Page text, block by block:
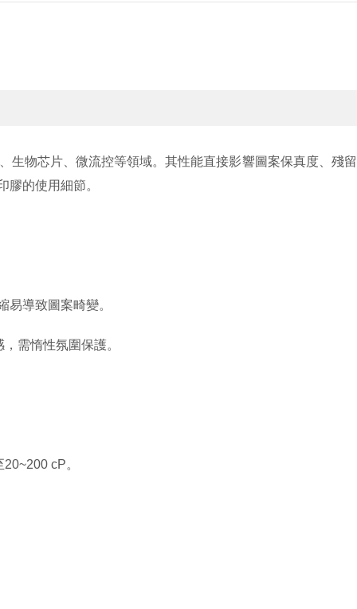
物芯片、微流控等領域。其性能直接影響圖案保真度、殘
的使用細節。
導致圖案畸變。
需惰性氛圍保護。
cP。